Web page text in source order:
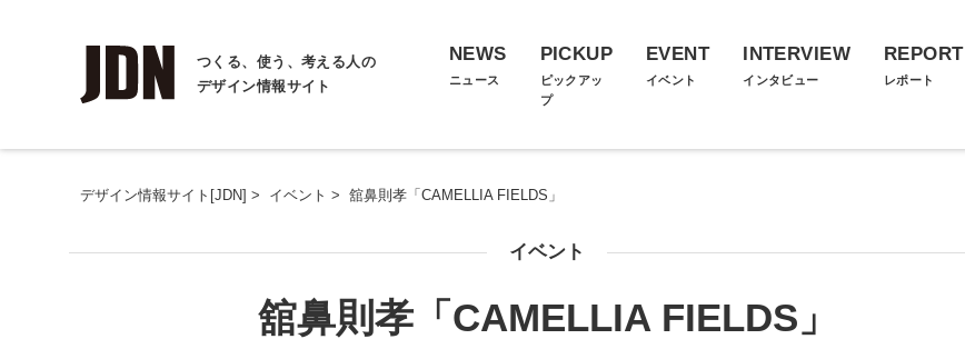
つくる、使う、考える人の
デザイン情報サイト
NEWS
ニュース
PICKUP
ピックアッ
プ
EVENT
イベント
INTERVIEW
インタビュー
REPORT
レポート
デザイン情報サイト[JDN] > イベント > 舘鼻則孝「CAMELLIA FIELDS」
イベント
舘鼻則孝「CAMELLIA FIELDS」